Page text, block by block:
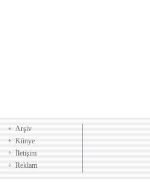
Arşiv
Künye
İletişim
Reklam